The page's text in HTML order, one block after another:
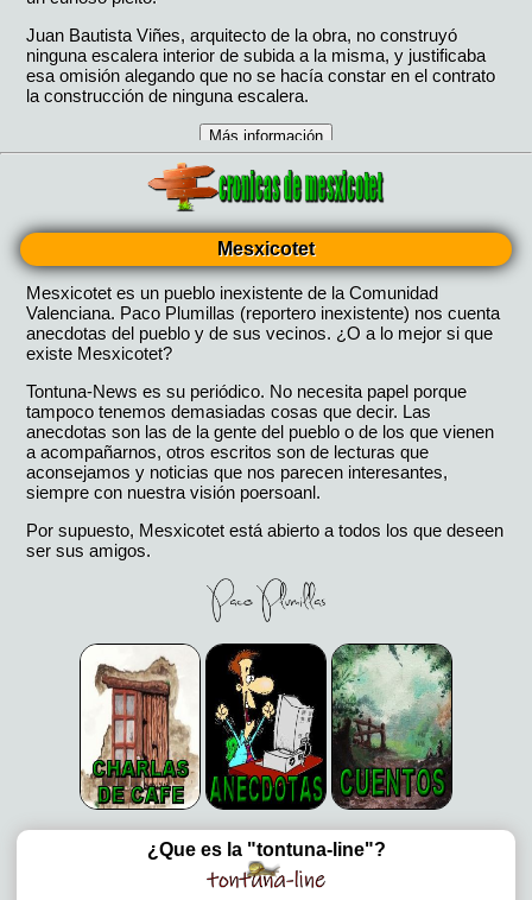
Mesxicotet
Mesxicotet es un pueblo inexistente de la Comunidad
Valenciana. Paco Plumillas (reportero inexistente) nos cuenta
anecdotas del pueblo y de sus vecinos. ¿O a lo mejor si que
existe Mesxicotet?
Tontuna-News es su periódico. No necesita papel porque
tampoco tenemos demasiadas cosas que decir. Las
anecdotas son las de la gente del pueblo o de los que vienen
a acompañarnos, otros escritos son de lecturas que
aconsejamos y noticias que nos parecen interesantes,
siempre con nuestra visión poersoanl.
Por supuesto, Mesxicotet está abierto a todos los que deseen
ser sus amigos.
¿Que es la "tontuna-line"?